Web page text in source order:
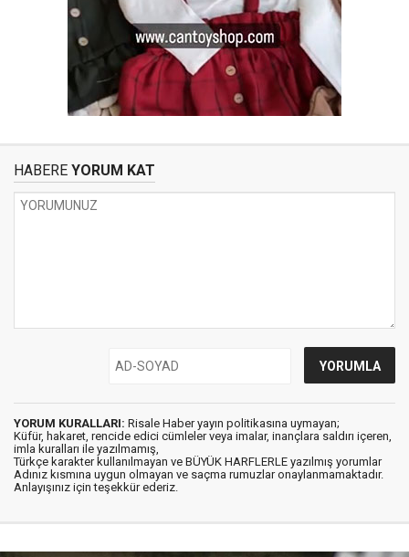
HABERE YORUM KAT
YORUM KURALLARI: Risale Haber yayın politikasına uymayan;
Küfür, hakaret, rencide edici cümleler veya imalar, inançlara saldırı içeren,
imla kuralları ile yazılmamış,
Türkçe karakter kullanılmayan ve BÜYÜK HARFLERLE yazılmış yorumlar
Adınız kısmına uygun olmayan ve saçma rumuzlar onaylanmamaktadır.
Anlayışınız için teşekkür ederiz.